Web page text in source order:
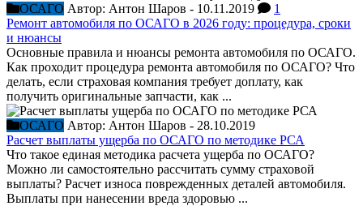
ОСАГО Автор: Антон Шаров - 10.11.2019
1
Ремонт автомобиля по ОСАГО в 2026 году: процедура, сроки
и нюансы
Основные правила и нюансы ремонта автомобиля по ОСАГО.
Как проходит процедура ремонта автомобиля по ОСАГО? Что
делать, если страховая компания требует доплату, как
получить оригинальные запчасти, как ...
ОСАГО Автор: Антон Шаров - 28.10.2019
Расчет выплаты ущерба по ОСАГО по методике РСА
Что такое единая методика расчета ущерба по ОСАГО?
Можно ли самостоятельно рассчитать сумму страховой
выплаты? Расчет износа поврежденных деталей автомобиля.
Выплаты при нанесении вреда здоровью ...